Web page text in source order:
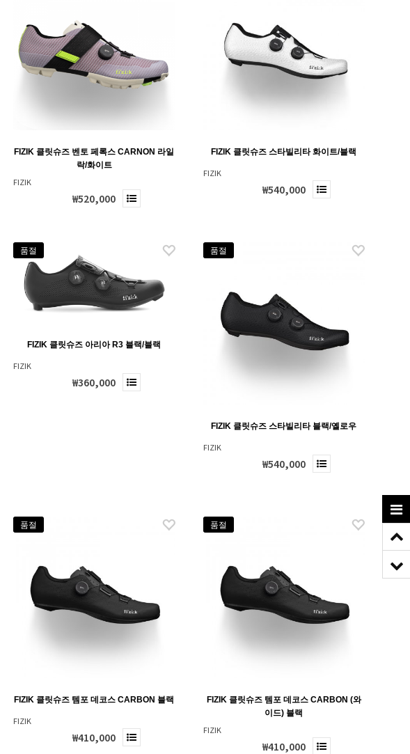
FIZIK 클릿슈즈 벤토 페록스 CARNON 라일
락/화이트
FIZIK
₩520,000
FIZIK 클릿슈즈 스타빌리타 화이트/블랙
FIZIK
₩540,000
품절
FIZIK 클릿슈즈 아리아 R3 블랙/블랙
FIZIK
₩360,000
품절
FIZIK 클릿슈즈 스타빌리타 블랙/옐로우
FIZIK
₩540,000
품절
FIZIK 클릿슈즈 템포 데코스 CARBON 블랙
FIZIK
₩410,000
품절
FIZIK 클릿슈즈 템포 데코스 CARBON (와
이드) 블랙
FIZIK
₩410,000